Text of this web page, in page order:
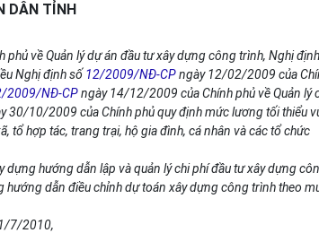
DÂN TỈNH
về Quản lý dự án đầu tư xây dựng công trình, Nghị
Nghị định số 12/2009/NĐ-CPngày 12/02/2009 của
2009/NĐ-CPngày 14/12/2009 của Chính phủ về Quản lý
30/10/2009 của Chính phủ quy định mức lương tối thiểu
tổ hợp tác, trang trại, hộ gia đình, cá nhân và các tổ chức
hướng dẫn lập và quản lý chi phí đầu tư xây dựng
dẫn điều chỉnh dự toán xây dựng công trình theo
7/2010,